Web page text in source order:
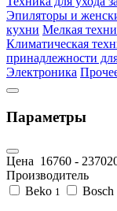
Эпиляторы и
кухни Мелкая
Климатическая
принадлежности
Электроника
Параметры
Цена 16760 -
Производитель
Beko 1 Bosch